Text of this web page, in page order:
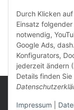
Durch Klicken
Einsatz
notwendig,
Google Ads,
Konfigurators,
jederzeit ändern
Details finden
Impressum